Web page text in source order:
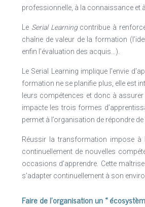
Lire la suite
professionnelle, à la connaissance et
Le Serial Learningcontribue à
chaîne de valeur de la formation
enfin l’évaluation des acquis…).
Le Serial Learning implique l’envie
formation ne se planifie plus, elle est
leurs compétences et donc à
impacte les trois formes
permet à l’organisation de répondre
Réussir la transformation impose à
continuellement de nouvelles
occasions d’apprendre. Cette
s’adapter continuellement à son
Faire de l’organisation un «